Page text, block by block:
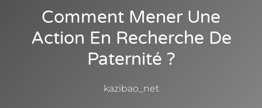
Comment Mener Une
Action En Recherche De
Paternité ?
kazibao_net